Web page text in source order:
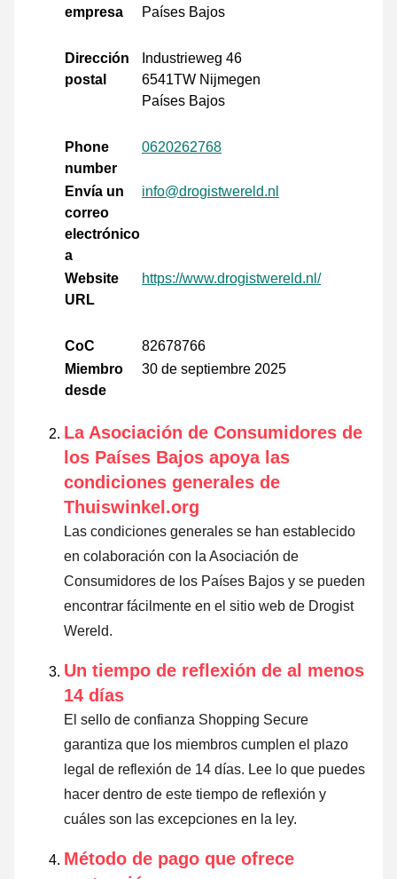
empresa
Países Bajos
Dirección
postal
Industrieweg 46
6541TW Nijmegen
Países Bajos
Phone
number
0620262768
Envía un
correo
electrónico
a
info@drogistwereld.nl
Website
URL
https://www.drogistwereld.nl/
CoC
82678766
Miembro
desde
30 de septiembre 2025
La Asociación de Consumidores de
los Países Bajos apoya las
condiciones generales de
Thuiswinkel.org
Las condiciones generales se han establecido
en colaboración con la Asociación de
Consumidores de los Países Bajos y se pueden
encontrar fácilmente en el sitio web de Drogist
Wereld.
Un tiempo de reflexión de al menos
14 días
El sello de confianza Shopping Secure
garantiza que los miembros cumplen el plazo
legal de reflexión de 14 días. Lee lo que puedes
hacer dentro de este tiempo de reflexión y
cuáles son las excepciones en la ley.
Método de pago que ofrece